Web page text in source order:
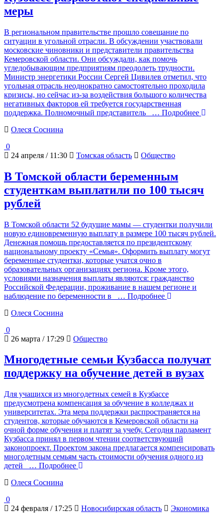
меры
В региональном правительстве прошло совещание по
ситуации в угольной отрасли. В обсуждении участвовали
московские чиновники и представители правительства
Кемеровской области. Они обсуждали, как помочь
угледобывающим предприятиям преодолеть трудности.
Министр энергетики России Сергей Цивилев отметил, что
угольная отрасль неоднократно самостоятельно проходила
кризисы, но сейчас из-за воздействия большого количества
негативных факторов ей требуется государственная
поддержка. Полномочный представитель
… Подробнее
Олеся Соснина
0
24 апреля / 11:30
Томская область Общество
В Томской области беременным
студенткам выплатили по 100 тысяч
рублей
В Томской области 52 будущие мамы — студентки получили
новую единовременную выплату в размере 100 тысяч рублей.
Денежная помощь предоставляется по президентскому
национальному проекту «Семья». Оформить выплату могут
беременные студентки, которые учатся очно в
образовательных организациях региона. Кроме этого,
условиями назначения выплаты являются: гражданство
Российской Федерации, проживание в нашем регионе и
наблюдение по беременности в
… Подробнее
Олеся Соснина
0
26 марта / 17:29
Общество
Многодетные семьи Кузбасса получат
поддержку на обучение детей в вузах
Для учащихся из многодетных семей в Кузбассе
предусмотрена компенсация за обучение в колледжах и
университетах. Эта мера поддержки распространяется на
студентов, которые обучаются в Кемеровской области на
очной форме обучения и платят за учебу. Сегодня парламент
Кузбасса принял в первом чтении соответствующий
законопроект. Проектом закона предлагается компенсировать
многодетным семьям часть стоимости обучения одного из
детей
… Подробнее
Олеся Соснина
0
24 февраля / 17:25
Новосибирская область Экономика